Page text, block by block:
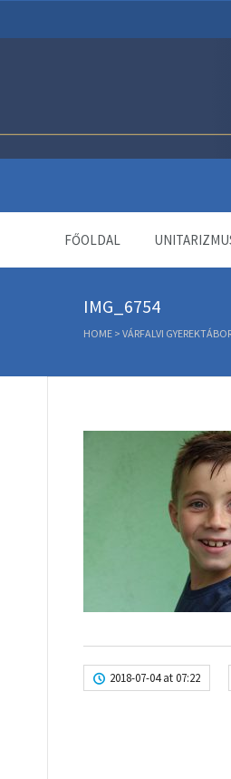
FŐOLDAL
IMG_6754
HOME > VÁRFALVI
2018-07-04 at 07:22